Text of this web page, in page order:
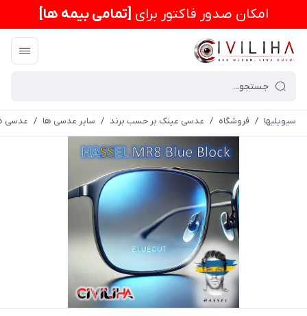
امكان صدور فاکتور برای [تمامی بیمه ها]
سیویلیها / فروشگاه / عدسی عینک بر حسب برند / سایر عدسی ها / عدسی